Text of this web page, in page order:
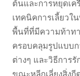
ต้นและการหยุดเค
เทคนิคการเลี้ยวใ
พื้นที่ที่มีความท้าท
ครอบคลุมรูปแบบ
ต่างๆ และวิธีการ